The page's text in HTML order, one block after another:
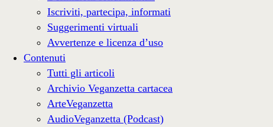
Iscriviti, partecipa, informati
Suggerimenti virtuali
Avvertenze e licenza d’uso
Contenuti
Tutti gli articoli
Archivio Veganzetta cartacea
ArteVeganzetta
AudioVeganzetta (Podcast)